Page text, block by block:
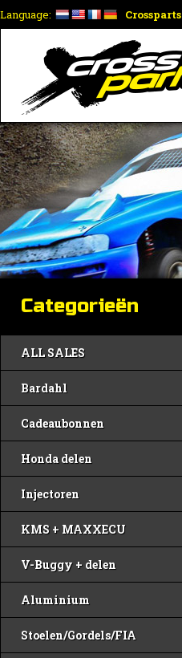
Language: Crossparts
Categorieën
ALL SALES
Bardahl
Cadeaubonnen
Honda delen
Injectoren
KMS + MAXXECU
V-Buggy + delen
Aluminium
Stoelen/Gordels/FIA